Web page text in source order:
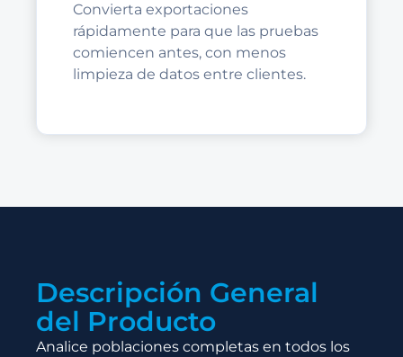
Convierta exportaciones
rápidamente para que las pruebas
comiencen antes, con menos
limpieza de datos entre clientes.
Descripción General
del Producto
Analice poblaciones completas en todos los